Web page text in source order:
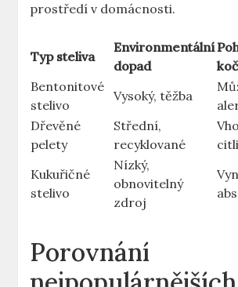
prostředí v domácnosti.
Typ steliva
Environmentální
dopad
Bentonitové
stelivo
Vysoký, těžba
Dřevěné
pelety
Střední,
recyklované
Kukuřičné
stelivo
Nízký,
obnovitelný
zdroj
Porovnání